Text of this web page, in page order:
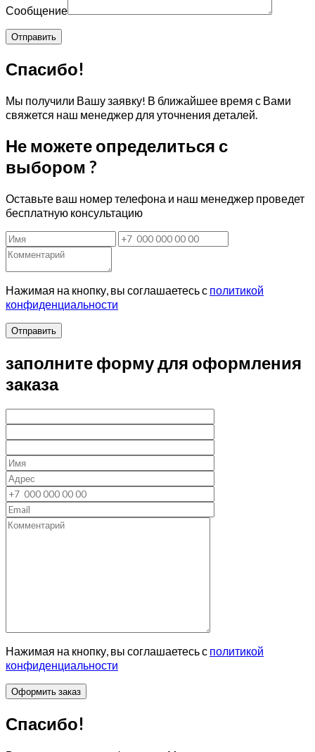
Сообщение
Спасибо!
Мы получили Вашу заявку! В ближайшее время с Вами
свяжется наш менеджер для уточнения деталей.
Не можете определиться с
выбором ?
Оставьте ваш номер телефона и наш менеджер проведет
бесплатную консультацию
Нажимая на кнопку, вы соглашаетесь с политикой
конфиденциальности
Отправить
заполните форму для оформления
заказа
Нажимая на кнопку, вы соглашаетесь с политикой
конфиденциальности
Спасибо!